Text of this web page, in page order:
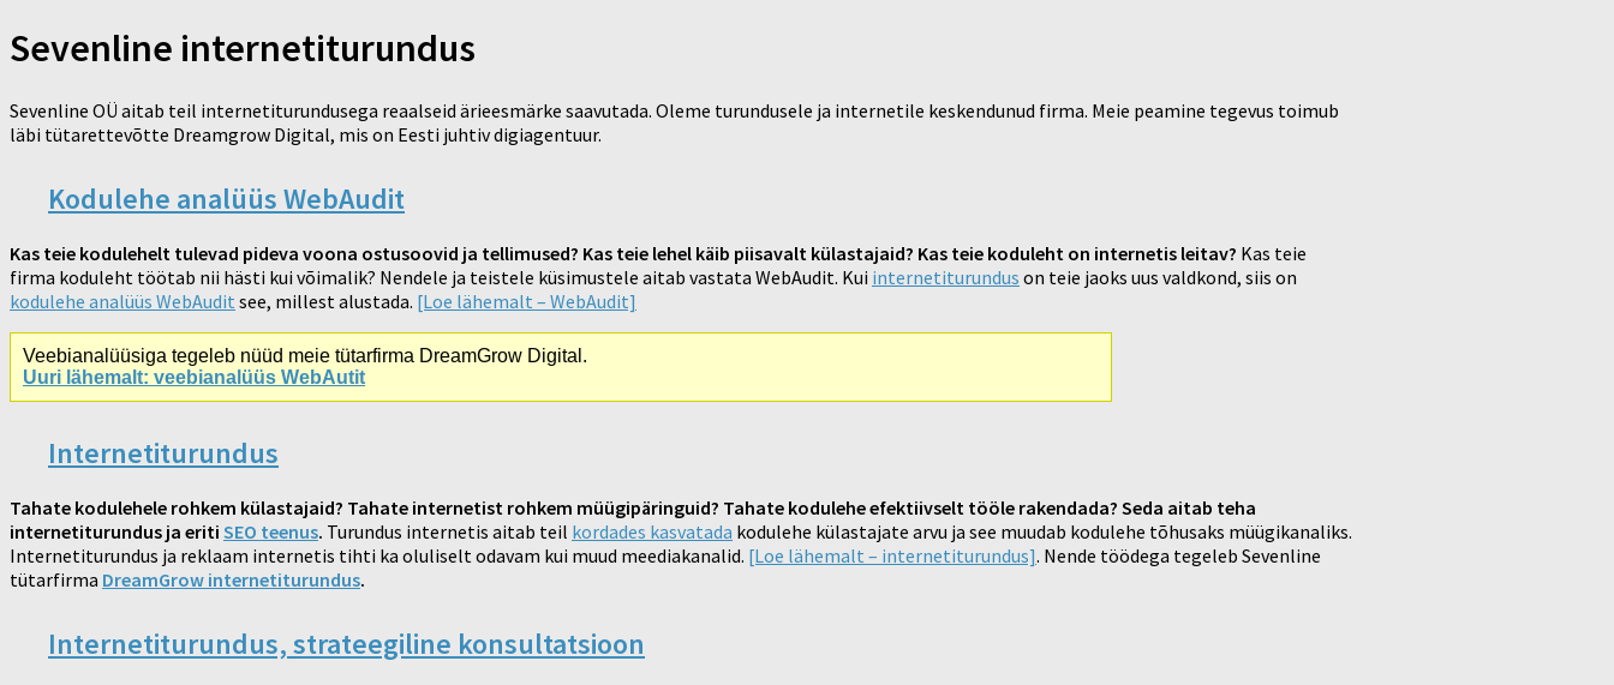
Sevenline internetiturundus
Sevenline OÜ aitab teil internetiturundusega reaalseid ärieesmärke saavutada. Oleme turundusele ja internetile keskendunud firma. Meie peamine tegevus toimub
läbi tütarettevõtte Dreamgrow Digital, mis on Eesti juhtiv digiagentuur.
Kodulehe analüüs WebAudit
Kas teie kodulehelt tulevad pideva voona ostusoovid ja tellimused? Kas teie lehel käib piisavalt külastajaid? Kas teie koduleht on internetis leitav? Kas teie
firma koduleht töötab nii hästi kui võimalik? Nendele ja teistele küsimustele aitab vastata WebAudit. Kui internetiturundus on teie jaoks uus valdkond, siis on
kodulehe analüüs WebAudit see, millest alustada. [Loe lähemalt – WebAudit]
Veebianalüüsiga tegeleb nüüd meie tütarfirma DreamGrow Digital.
Uuri lähemalt: veebianalüüs WebAutit
Internetiturundus
Tahate kodulehele rohkem külastajaid? Tahate internetist rohkem müügipäringuid? Tahate kodulehe efektiivselt tööle rakendada? Seda aitab teha
internetiturundus ja eriti SEO teenus. Turundus internetis aitab teil kordades kasvatada kodulehe külastajate arvu ja see muudab kodulehe tõhusaks müügikanaliks.
Internetiturundus ja reklaam internetis tihti ka oluliselt odavam kui muud meediakanalid. [Loe lähemalt – internetiturundus]. Nende töödega tegeleb Sevenline
tütarfirma DreamGrow internetiturundus.
Internetiturundus, strateegiline konsultatsioon